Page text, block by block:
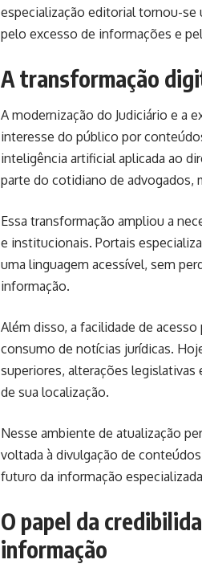
especialização editorial tornou-
pelo excesso de informações e
A transformação
A modernização do Judiciário e a
interesse do público por
inteligência artificial aplicada ao
parte do cotidiano de advogados,
Essa transformação ampliou a
e institucionais. Portais
uma linguagem acessível, sem
informação.
Além disso, a facilidade de
consumo de notícias jurídicas.
superiores, alterações
de sua localização.
Nesse ambiente de atualização
voltada à divulgação de
futuro da informação
O papel da
informação